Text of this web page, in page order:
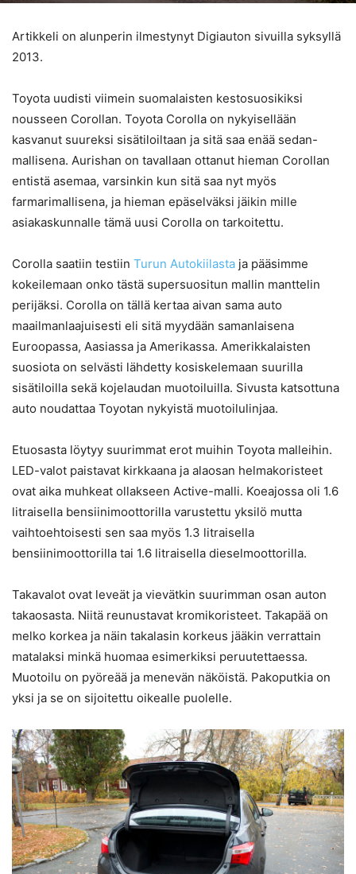
Artikkeli on alunperin ilmestynyt Digiauton sivuilla syksyllä
2013.
Toyota uudisti viimein suomalaisten kestosuosikiksi
nousseen Corollan. Toyota Corolla on nykyisellään
kasvanut suureksi sisätiloiltaan ja sitä saa enää sedan-
mallisena. Aurishan on tavallaan ottanut hieman Corollan
entistä asemaa, varsinkin kun sitä saa nyt myös
farmarimallisena, ja hieman epäselväksi jäikin mille
asiakaskunnalle tämä uusi Corolla on tarkoitettu.
Corolla saatiin testiin Turun Autokiilasta ja pääsimme
kokeilemaan onko tästä supersuositun mallin manttelin
perijäksi. Corolla on tällä kertaa aivan sama auto
maailmanlaajuisesti eli sitä myydään samanlaisena
Euroopassa, Aasiassa ja Amerikassa. Amerikkalaisten
suosiota on selvästi lähdetty kosiskelemaan suurilla
sisätiloilla sekä kojelaudan muotoiluilla. Sivusta katsottuna
auto noudattaa Toyotan nykyistä muotoilulinjaa.
Etuosasta löytyy suurimmat erot muihin Toyota malleihin.
LED-valot paistavat kirkkaana ja alaosan helmakoristeet
ovat aika muhkeat ollakseen Active-malli. Koeajossa oli 1.6
litraisella bensiinimoottorilla varustettu yksilö mutta
vaihtoehtoisesti sen saa myös 1.3 litraisella
bensiinimoottorilla tai 1.6 litraisella dieselmoottorilla.
Takavalot ovat leveät ja vievätkin suurimman osan auton
takaosasta. Niitä reunustavat kromikoristeet. Takapää on
melko korkea ja näin takalasin korkeus jääkin verrattain
matalaksi minkä huomaa esimerkiksi peruutettaessa.
Muotoilu on pyöreää ja menevän näköistä. Pakoputkia on
yksi ja se on sijoitettu oikealle puolelle.